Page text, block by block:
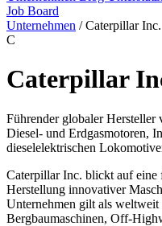
Job Board
Unternehmen / Caterpillar Inc.
C
Caterpillar
Führender globaler Hersteller
Diesel- und Erdgasmotoren,
dieselelektrischen
Caterpillar Inc. blickt auf eine
Herstellung innovativer
Unternehmen gilt als
Bergbaumaschinen, Off-